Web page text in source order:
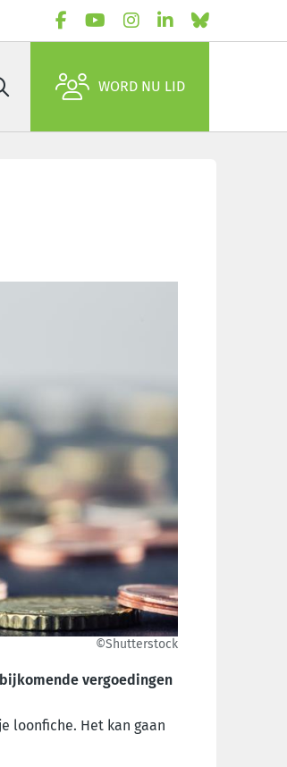
WORD NU LID
©Shutterstock
vergoedingen
loonfiche. Het kan gaan